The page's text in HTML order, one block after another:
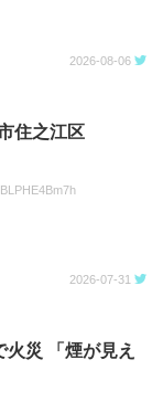
2026-08-06
住之江区
2026-07-31
災 「煙が見え